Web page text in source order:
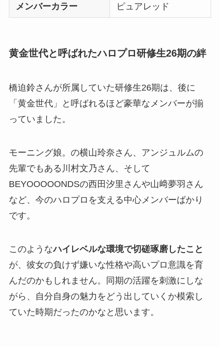
メンバーカラー ピュアレッド
黄金世代と呼ばれたハロプロ研修生26期の絆
橋迫鈴さんが所属していた研修生26期は、後に
「黄金世代」と呼ばれるほど豪華なメンバーが揃
っていました。
モーニング娘。の横山玲奈さん、アンジュルムの
先輩でもある川村文乃さん、そして
BEYOOOOONDSの西田汐里さんや山﨑夢羽さん
など、今のハロプロを支える中心メンバーばかり
です。
このようなハイレベルな環境で切磋琢磨したこと
が、彼女の負けず嫌いな性格や高いプロ意識を育
んだのかもしれません。同期の活躍を刺激にしな
がら、自分自身の魅力をどう出していくか模索し
ていた時期だったのかなと思います。